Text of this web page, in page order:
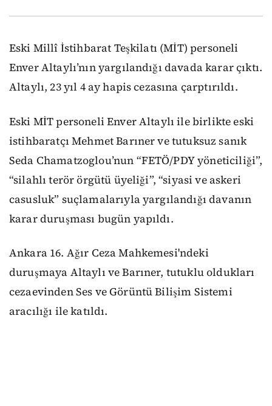
Eski Millî İstihbarat Teşkilatı (MİT) personeli
Enver Altaylı’nın yargılandığı davada karar çıktı.
Altaylı, 23 yıl 4 ay hapis cezasına çarptırıldı.
Eski MİT personeli Enver Altaylı ile birlikte eski
istihbaratçı Mehmet Barıner ve tutuksuz sanık
Seda Chamatzoglou’nun “FETÖ/PDY yöneticiliği”,
“silahlı terör örgütü üyeliği”, “siyasi ve askeri
casusluk” suçlamalarıyla yargılandığı davanın
karar duruşması bugün yapıldı.
Ankara 16. Ağır Ceza Mahkemesi'ndeki
duruşmaya Altaylı ve Barıner, tutuklu oldukları
cezaevinden Ses ve Görüntü Bilişim Sistemi
aracılığı ile katıldı.